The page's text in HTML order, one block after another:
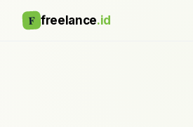
F freelance.id